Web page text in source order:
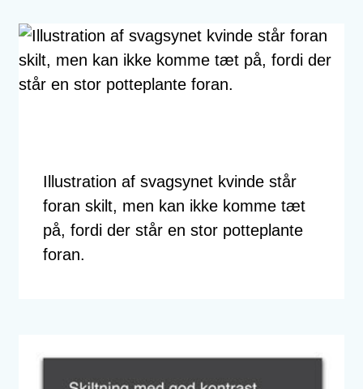
Illustration af svagsynet kvinde står
foran skilt, men kan ikke komme tæt
på, fordi der står en stor potteplante
foran.